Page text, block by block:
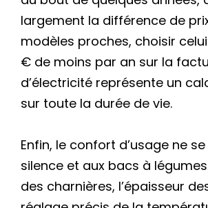
largement la différence de
modèles proches, choisir
€ de moins par an sur la
d’électricité représente un
sur toute la durée de vie.
Enfin, le confort d’usage ne
silence et aux bacs à
des charnières, l’épaisseur